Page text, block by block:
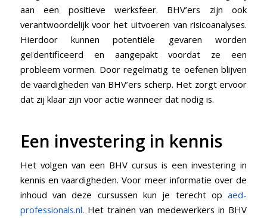
aan een positieve werksfeer. BHV’ers zijn ook
verantwoordelijk voor het uitvoeren van risicoanalyses.
Hierdoor kunnen potentiële gevaren worden
geïdentificeerd en aangepakt voordat ze een
probleem vormen. Door regelmatig te oefenen blijven
de vaardigheden van BHV’ers scherp. Het zorgt ervoor
dat zij klaar zijn voor actie wanneer dat nodig is.
Een investering in kennis
Het volgen van een BHV cursus is een investering in
kennis en vaardigheden. Voor meer informatie over de
inhoud van deze cursussen kun je terecht opaed-
professionals.nl. Het trainen van medewerkers in BHV